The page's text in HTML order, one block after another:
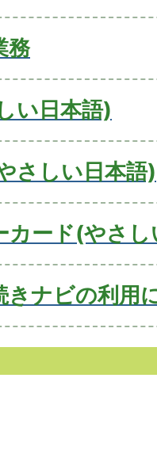
務
い日本語)
さしい日本語)
カード(やさ
きナビの利用